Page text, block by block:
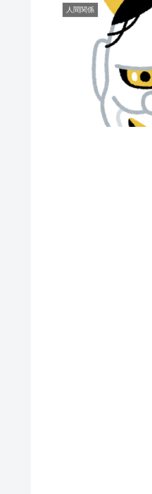
人間関係